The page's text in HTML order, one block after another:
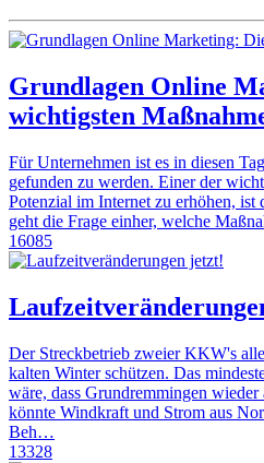
Grundlagen Online
wichtigsten
Für Unternehmen ist es in diesen
gefunden zu werden. Einer der
Potenzial im Internet zu erhöhen,
geht die Frage einher, welche
16085
Der Streckbetrieb zweier KKW's
kalten Winter schützen. Das
wäre, dass Grundremmingen
könnte Windkraft und Strom aus
Beh…
13328